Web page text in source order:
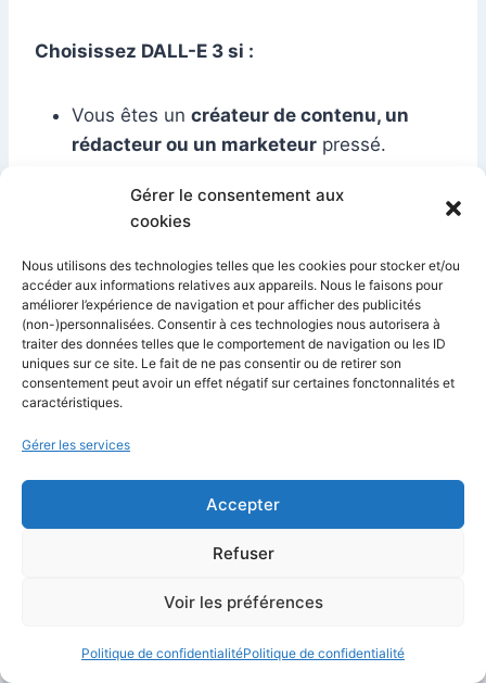
Gérer le consentement aux
cookies
Nous utilisons des technologies telles que les cookies pour stocker et/ou
accéder aux informations relatives aux appareils. Nous le faisons pour
améliorer l’expérience de navigation et pour afficher des publicités
(non-)personnalisées. Consentir à ces technologies nous autorisera à
traiter des données telles que le comportement de navigation ou les ID
uniques sur ce site. Le fait de ne pas consentir ou de retirer son
consentement peut avoir un effet négatif sur certaines fonctonnalités et
caractéristiques.
Gérer les services
Accepter
Refuser
Voir les préférences
Politique de confidentialitéPolitique de confidentialité
Choisissez DALL-E 3 si :
Vous êtes un créateur de contenu, un
rédacteur ou un marketeur pressé.
complexes ou des scènes avec des
interactions spécifiques.
Vous voulez inclure dutexte lisibledans
vos images.
L’accessibilité et la rapidité priment sur la
perfection du grain de peau.
Le Verdict Final :
d’imagesultra-réalistes
incroyable pour l’idéation, mais il laisse encore
trop souvent cette signature « IA » brillante et
plastique qui trahit l’origine de l’image.
Midjourney, bien maîtrisé, est aujourd’hui